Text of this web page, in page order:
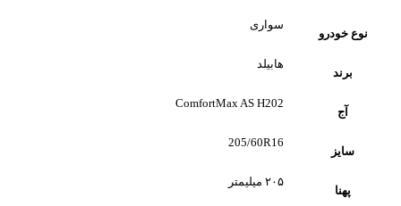
نوع خودرو
سواری
برند
هابیلد
آج
ComfortMax AS H202
سایز
205/60R16
پهنا
۲۰۵ میلیمتر